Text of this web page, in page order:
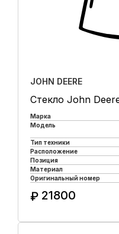
JOHN DEERE
Стекло John
Марка
Модель
Тип техники
Расположение
Позиция
Материал
Оригинальный номер
₽ 21800